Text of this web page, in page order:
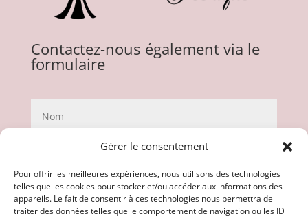
Gérer le consentement
Pour offrir les meilleures expériences, nous utilisons des technologies
telles que les cookies pour stocker et/ou accéder aux informations des
appareils. Le fait de consentir à ces technologies nous permettra de
traiter des données telles que le comportement de navigation ou les ID
Contactez-nous également via le
formulaire